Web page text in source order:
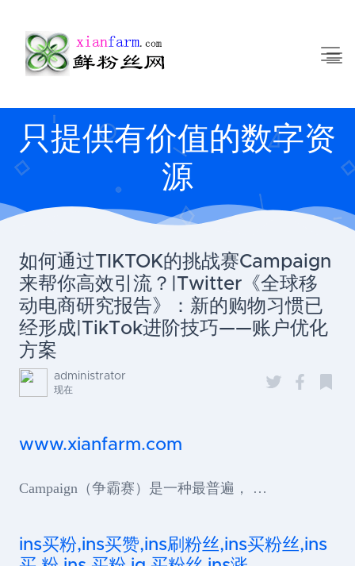
只提供有价值的数字资
源
如何通过TIKTOK的挑战赛Campaign
来帮你高效引流？|Twitter《全球移
动电商研究报告》：新的购物习惯已
经形成|TikTok进阶技巧——账户优化
方案
administrator
现在
www.xianfarm.com
Campaign（争霸赛）是一种最普遍， …
ins买粉,ins买赞,ins刷粉丝,ins买粉丝,ins